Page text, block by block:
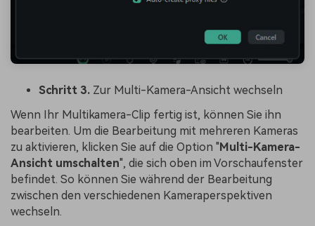
Schritt 3. Zur Multi-Kamera-Ansicht wechseln
Wenn Ihr Multikamera-Clip fertig ist, können Sie ihn
bearbeiten. Um die Bearbeitung mit mehreren Kameras
zu aktivieren, klicken Sie auf die Option " Multi-Kamera-
Ansicht umschalten", die sich oben im Vorschaufenster
befindet. So können Sie während der Bearbeitung
zwischen den verschiedenen Kameraperspektiven
wechseln.